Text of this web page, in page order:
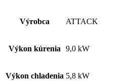
Výrobca ATTACK
Výkon kúrenia 9,0 kW
Výkon chladenia 5,8 kW